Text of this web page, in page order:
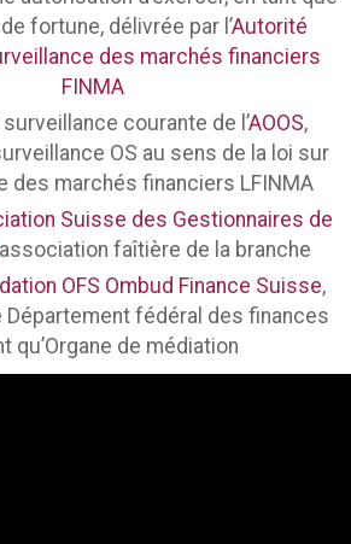
fortune, délivrée par l’Autorité
des marchés financiers
FINMA
courante de l’AOOS,
OS au sens de la loi sur
des marchés financiers LFINMA
Suisse des Gestionnaires de
faîtière de la branche
OFS Ombud Finance Suisse,
Département fédéral des finances
qu’Organe de médiation